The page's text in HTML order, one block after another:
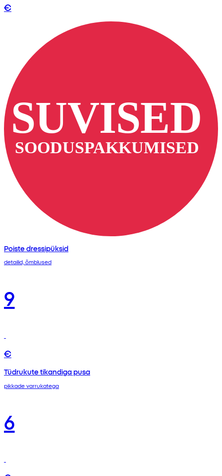
€
Poiste dressipüksid
detailid, õmblused
9
€
Tüdrukute tikandiga pusa
pikkade varrukatega
6